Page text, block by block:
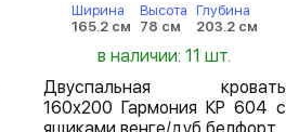
Ширина
165.2 см
Высота
78 см
Глубина
203.2 см
в наличии: 11 шт.
Двуспальная кровать
160х200 Гармония КР 604 с
ящиками венге/дуб белфорт